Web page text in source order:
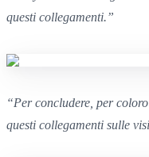
questi collegamenti.”
“Per concludere, per
questi collegamenti sulle